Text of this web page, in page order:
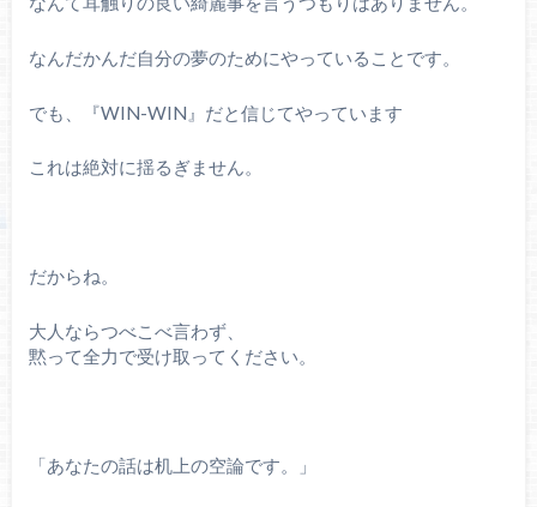
なんだかんだ自分の夢のためにやっていることです。
でも、『WIN-WIN』だと信じてやっています
これは絶対に揺るぎません。
だからね。
大人ならつべこべ言わず、
黙って全力で受け取ってください。
「あなたの話は机上の空論です。」